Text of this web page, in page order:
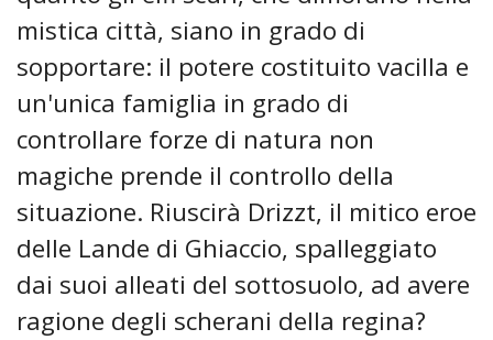
mistica città, siano in grado di
sopportare: il potere costituito vacilla e
un'unica famiglia in grado di
controllare forze di natura non
magiche prende il controllo della
situazione. Riuscirà Drizzt, il mitico eroe
delle Lande di Ghiaccio, spalleggiato
dai suoi alleati del sottosuolo, ad avere
ragione degli scherani della regina?